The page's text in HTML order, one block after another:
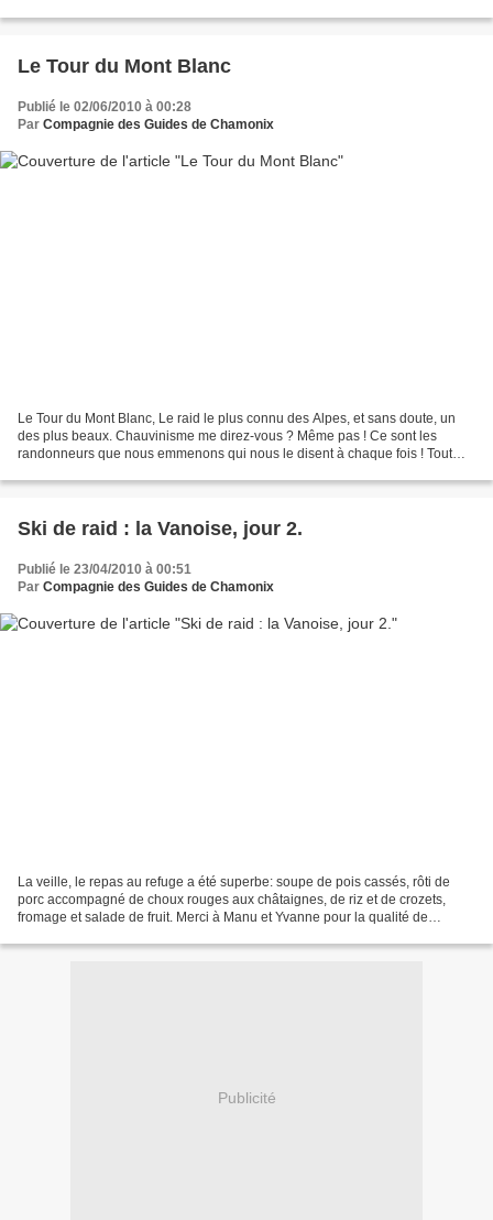
Le Tour du Mont Blanc
Publié le 02/06/2010 à 00:28
Par Compagnie des Guides de Chamonix
Le Tour du Mont Blanc, Le raid le plus connu des Alpes, et sans doute, un
des plus beaux. Chauvinisme me direz-vous ? Même pas ! Ce sont les
randonneurs que nous emmenons qui nous le disent à chaque fois ! Tout
Ski de raid : la Vanoise, jour 2.
Publié le 23/04/2010 à 00:51
Par Compagnie des Guides de Chamonix
La veille, le repas au refuge a été superbe: soupe de pois cassés, rôti de
porc accompagné de choux rouges aux châtaignes, de riz et de crozets,
fromage et salade de fruit. Merci à Manu et Yvanne pour la qualité de
Publicité